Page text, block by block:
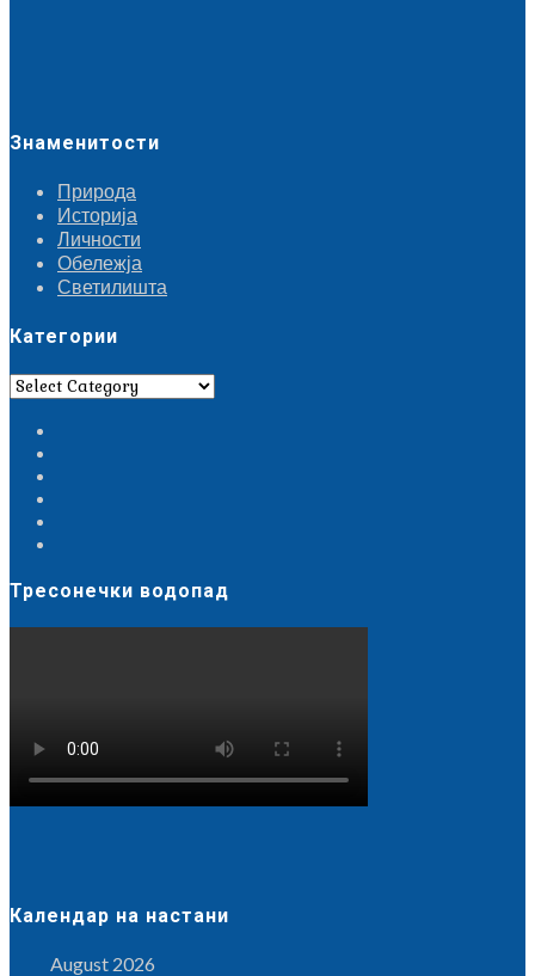
Знаменитости
Природа
Историја
Личности
Обележја
Светилишта
Категории
Категории
Тресонечки водопад
Календар на настани
August 2026